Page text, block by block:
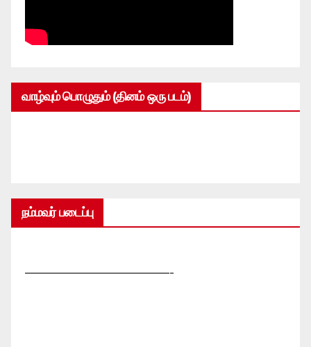
வாழ்வும் பொழுதும் (தினம் ஒரு படம்)
நம்மவர் படைப்பு
—————————————-